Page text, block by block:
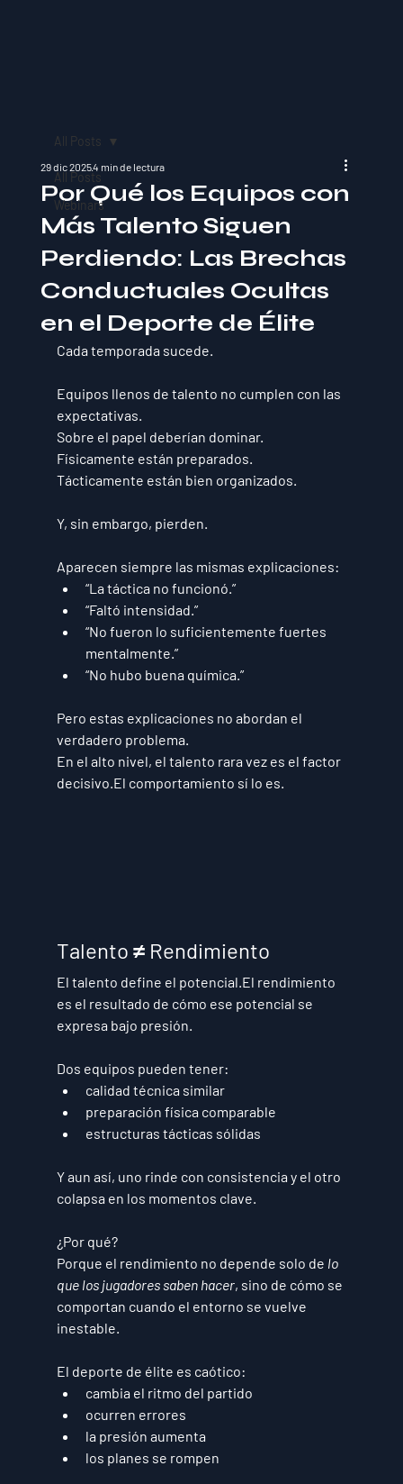
All Posts
Webinars
All Posts
Por Qué los Equipos con
Más Talento Siguen
Perdiendo: Las Brechas
Conductuales Ocultas
en el Deporte de Élite
29 dic 20254 min de lectura
Cada temporada sucede.
Equipos llenos de talento no cumplen con las
expectativas.
Sobre el papel deberían dominar.
Físicamente están preparados.
Tácticamente están bien organizados.
Y, sin embargo, pierden.
Aparecen siempre las mismas explicaciones:
“La táctica no funcionó.”
“Faltó intensidad.”
“No fueron lo suficientemente fuertes
mentalmente.”
“No hubo buena química.”
Pero estas explicaciones no abordan el
verdadero problema.
En el alto nivel, el talento rara vez es el factor
decisivo.El comportamiento sí lo es.
Talento ≠ Rendimiento
El talento define el potencial.El rendimiento
es el resultado de cómo ese potencial se
expresa bajo presión
Dos equipos pueden tener:
calidad técnica similar
preparación física comparable
estructuras tácticas sólidas
Y aun así, uno rinde con consistencia y el otro
colapsa en los momentos clave.
¿Por qué?
Porque el rendimiento no depende solo de lo
que los jugadores saben hacer, sino de cómo se
comportan cuando el entorno se vuelve
inestable
El deporte de élite es caótico:
cambia el ritmo del partido
ocurren errores
la presión aumenta
los planes se rompen